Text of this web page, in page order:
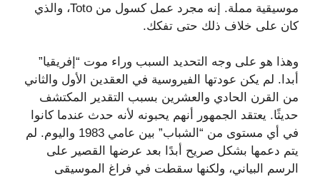
موسيقية مملة. إنه مجرد عمل كسول من Toto، والذي
كان على خلاف ذلك حتى تفكك.
وهذا هو على وجه التحديد السبب وراء موت “إفريقيا”
أبدا. لم يكن عودتها الفيروسية في العقدين الأول والثاني
من القرن الحادي والعشرين بسبب التقدير المكتشف
حديثًا. يعتقد الجمهور أنهم يحبونه لأنه حدث عندما كانوا
في أي مستوى من “الشباب” بين عامي 1983 واليوم. لم
يتم دعمها بشكل صريح أبدًا بعد عرضها القصير على
الرسم البياني، ولكنها سقطت في فراغ الموسيقى